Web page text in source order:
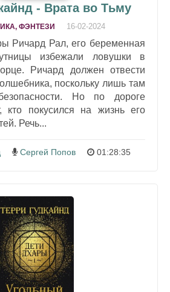
- Врата во Тьму
ФЭНТЕЗИ 16-02-2024
Ричард Рал, его беременная
избежали ловушки в
Ричард должен отвести
поскольку лишь там
Но по дороге
кто покусился на жизнь его
Речь...
Сергей Попов 01:28:35